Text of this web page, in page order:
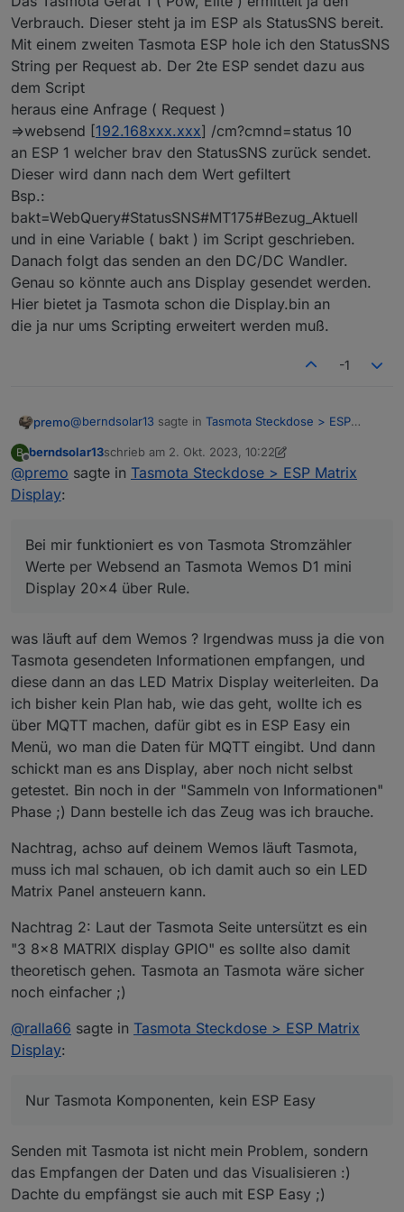
dieses "Scripting" Feld nicht. Könnte man aber
über eine Rule in der Kommando Zeile
realisieren.
diese Werte in ESP Easy an ? Da muss ja
irgendwas sein, was denn den Befehl annimmt,
und an das Display sendet. Dazu hab ich bisher
nix gefunden. Sollte das aber gehen, wäre das
Wert. Kannst du mal ein Bild machen, von der
ESP Einstellung, wo du diese Werte empfängst.
Da gibt es doch sicherlich wie beim MQTT eine
Einstellmöglichkeit.
Verbrauch. Dieser steht ja im ESP als StatusSNS bereit.
Mit einem zweiten Tasmota ESP hole ich den StatusSNS
String per Request ab. Der 2te ESP sendet dazu aus
dem Script
heraus eine Anfrage ( Request )
=>websend [192.168xxx.xxx] /cm?cmnd=status 10
an ESP 1 welcher brav den StatusSNS zurück sendet.
Dieser wird dann nach dem Wert gefiltert
Bsp.:
bakt=WebQuery#StatusSNS#MT175#Bezug_Aktuell
und in eine Variable ( bakt ) im Script geschrieben.
Danach folgt das senden an den DC/DC Wandler.
Genau so könnte auch ans Display gesendet werden.
Hier bietet ja Tasmota schon die Display.bin an
die ja nur ums Scripting erweitert werden muß.
-1
premo@berndsolar13 sagte in Tasmota Steckdose > ESP
Könnte man aber über eine Rule in der Kommando
über Rule.
B berndsolar13schrieb am 2. Okt. 2023, 10:22
zuletzt editiert von berndsolar13
@premo sagte in Tasmota Steckdose > ESP Matrix
Display:
Bei mir funktioniert es von Tasmota Stromzähler
Werte per Websend an Tasmota Wemos D1 mini
Display 20x4 über Rule.
was läuft auf dem Wemos ? Irgendwas muss ja die von
Tasmota gesendeten Informationen empfangen, und
diese dann an das LED Matrix Display weiterleiten. Da
ich bisher kein Plan hab, wie das geht, wollte ich es
über MQTT machen, dafür gibt es in ESP Easy ein
Menü, wo man die Daten für MQTT eingibt. Und dann
schickt man es ans Display, aber noch nicht selbst
getestet. Bin noch in der "Sammeln von Informationen"
Phase ;) Dann bestelle ich das Zeug was ich brauche.
Nachtrag, achso auf deinem Wemos läuft Tasmota,
muss ich mal schauen, ob ich damit auch so ein LED
Matrix Panel ansteuern kann.
Nachtrag 2: Laut der Tasmota Seite untersützt es ein
"3 8x8 MATRIX display GPIO" es sollte also damit
theoretisch gehen. Tasmota an Tasmota wäre sicher
noch einfacher ;)
@ralla66 sagte in Tasmota Steckdose > ESP Matrix
Display:
Nur Tasmota Komponenten, kein ESP Easy
Senden mit Tasmota ist nicht mein Problem, sondern
das Empfangen der Daten und das Visualisieren :)
Dachte du empfängst sie auch mit ESP Easy ;)